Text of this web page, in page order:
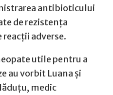
antibioticului
de rezistența
reacții adverse.
utile pentru a
au vorbit Luana și
medic